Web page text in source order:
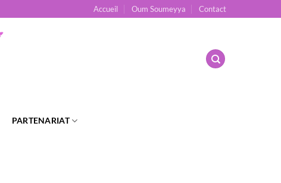
Accueil Oum Soumeyya Contact
PARTENARIAT